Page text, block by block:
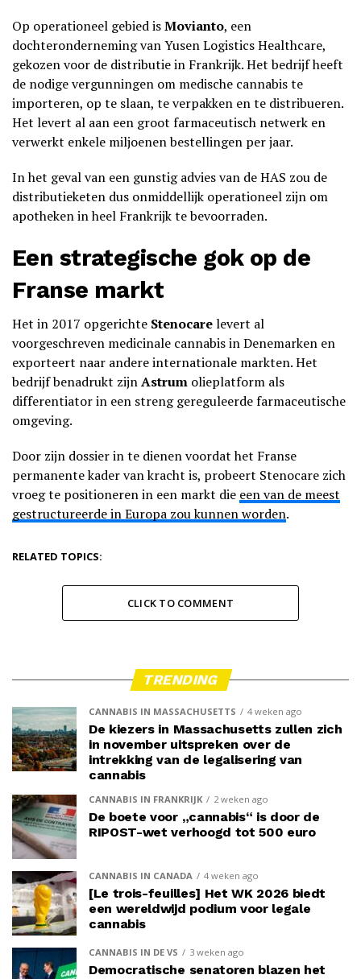
Op operationeel gebied isMovianto, een
dochteronderneming van Yusen Logistics Healthcare,
gekozen voor de distributie in Frankrijk. Het bedrijf heeft
de nodige vergunningen om medische cannabis te
importeren, op te slaan, te verpakken en te distribueren.
Het levert al aan een groot farmaceutisch netwerk en
verwerkt enkele miljoenen bestellingen per jaar.
In het geval van een gunstig advies van de HAS zou de
distributieketen dus onmiddellijk operationeel zijn om
apotheken in heel Frankrijk te bevoorraden.
Een strategische gok op de
Franse markt
Het in 2017 opgerichte Stenocarelevert al
voorgeschreven medicinale cannabis in Denemarken en
exporteert naar andere internationale markten. Het
bedrijf benadrukt zijnAstrum olieplatform als
differentiator in een streng gereguleerde farmaceutische
omgeving.
Door zijn dossier in te dienen voordat het Franse
permanente kader van kracht is, probeert Stenocare zich
vroeg te positioneren in een markt die een van de meest
gestructureerde in Europa zou kunnen worden.
RELATED TOPICS:
CLICK TO COMMENT
TRENDING
CANNABIS IN MASSACHUSETTS 4 weken ago
De kiezers in Massachusetts zullen zich
in november uitspreken over de
intrekking van de legalisering van
cannabis
CANNABIS IN FRANKRIJK 2 weken ago
De boete voor „cannabis“ is door de
RIPOST-wet verhoogd tot 500 euro
CANNABIS IN CANADA 4 weken ago
[Le trois-feuilles] Het WK 2026 biedt
een wereldwijd podium voor legale
cannabis
CANNABIS IN DE VS 3 weken ago
Democratische senatoren blazen het